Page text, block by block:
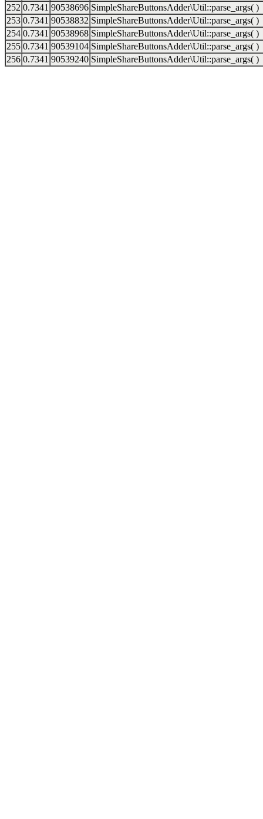
252 0.7341 90538696 SimpleShareButtonsAdder\Util::parse_args( )
253 0.7341 90538832 SimpleShareButtonsAdder\Util::parse_args( )
254 0.7341 90538968 SimpleShareButtonsAdder\Util::parse_args( )
255 0.7341 90539104 SimpleShareButtonsAdder\Util::parse_args( )
256 0.7341 90539240 SimpleShareButtonsAdder\Util::parse_args( )